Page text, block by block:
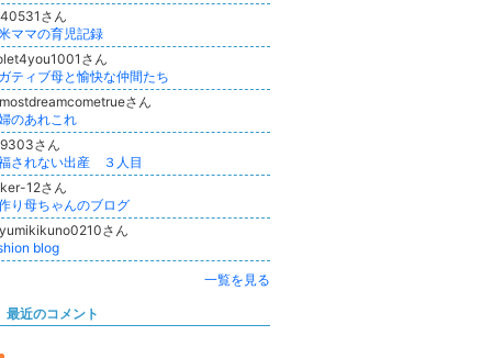
さん
ママの育児記録
さん
ティブ母と愉快な仲間たち
さん
のあれこれ
さん
されない出産 ３人目
12さん
り母ちゃんのブログ
さん
blog
一覧を見る
最近のコメント